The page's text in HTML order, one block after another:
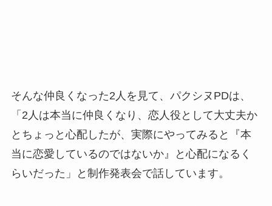
そんな仲良くなった2人を見て、パクシヌPDは、
「2人は本当に仲良くなり、恋人役として大丈夫か
とちょっと心配したが、実際にやってみると『本
当に恋愛しているのではないか』と心配になるく
らいだった」と制作発表会で話しています。